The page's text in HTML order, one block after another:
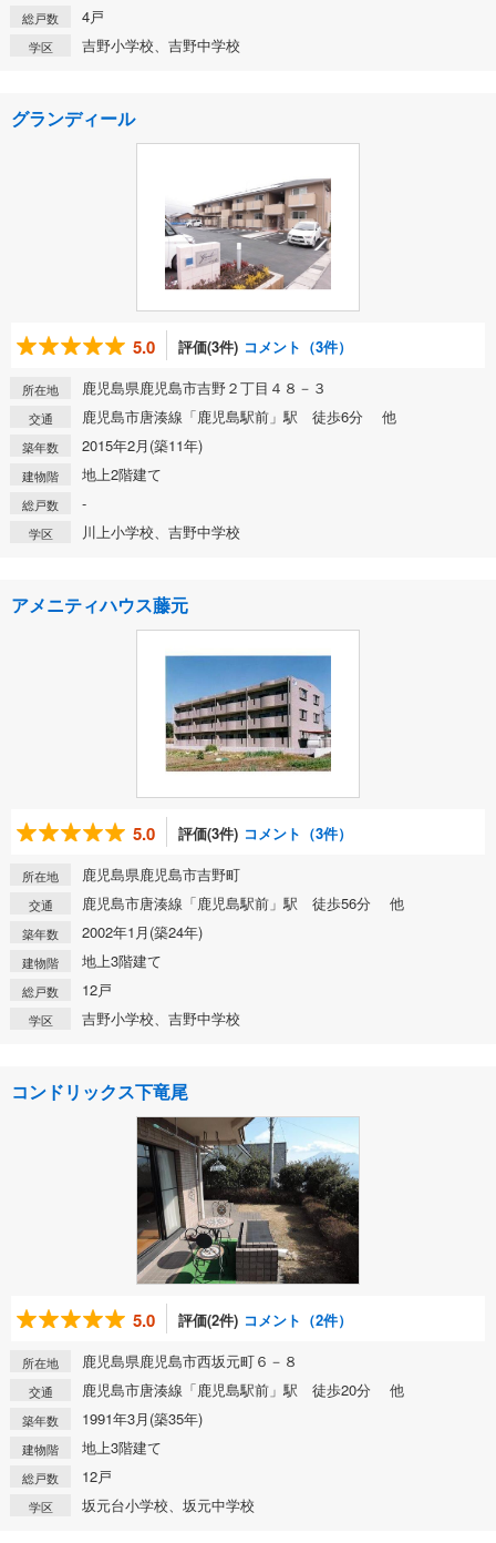
総戸数 4戸
学区 吉野小学校、吉野中学校
グランディール
5.0 評価(3件) コメント（3件）
所在地 鹿児島県鹿児島市吉野２丁目４８－３
交通 鹿児島市唐湊線「鹿児島駅前」駅 徒歩6分 他
築年数 2015年2月(築11年)
建物階 地上2階建て
総戸数 -
学区 川上小学校、吉野中学校
アメニティハウス藤元
5.0 評価(3件) コメント（3件）
所在地 鹿児島県鹿児島市吉野町
交通 鹿児島市唐湊線「鹿児島駅前」駅 徒歩56分 他
築年数 2002年1月(築24年)
建物階 地上3階建て
総戸数 12戸
学区 吉野小学校、吉野中学校
コンドリックス下竜尾
5.0 評価(2件) コメント（2件）
所在地 鹿児島県鹿児島市西坂元町６－８
交通 鹿児島市唐湊線「鹿児島駅前」駅 徒歩20分 他
築年数 1991年3月(築35年)
建物階 地上3階建て
総戸数 12戸
学区 坂元台小学校、坂元中学校